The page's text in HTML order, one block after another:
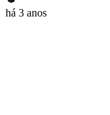
há 3 anos